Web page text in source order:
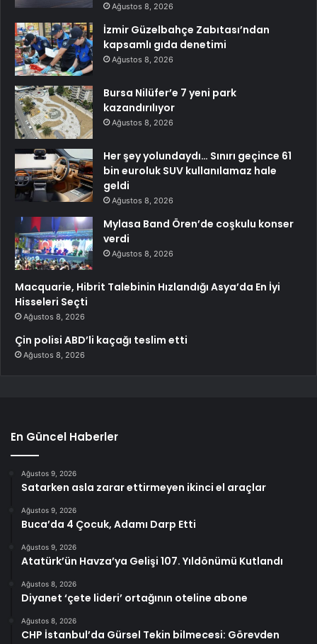
Ağustos 8, 2026
İzmir Güzelbahçe Zabıtası’ndan
kapsamlı gıda denetimi
Ağustos 8, 2026
Bursa Nilüfer’e 7 yeni park
kazandırılıyor
Ağustos 8, 2026
Her şey yolundaydı… Sınırı geçince 61
bin euroluk SUV kullanılamaz hale
geldi
Ağustos 8, 2026
Mylasa Band Ören’de coşkulu konser
verdi
Ağustos 8, 2026
Macquarie, Hibrit Talebinin Hızlandığı Asya’da En İyi
Hisseleri Seçti
Ağustos 8, 2026
Çin polisi ABD’li kaçağı teslim etti
Ağustos 8, 2026
En Güncel Haberler
Ağustos 9, 2026
Satarken asla zarar ettirmeyen ikinci el araçlar
Ağustos 9, 2026
Buca’da 4 Çocuk, Adamı Darp Etti
Ağustos 9, 2026
Atatürk’ün Havza’ya Gelişi 107. Yıldönümü Kutlandı
Ağustos 8, 2026
Diyanet ‘çete lideri’ ortağının oteline abone
Ağustos 8, 2026
CHP İstanbul’da Gürsel Tekin bilmecesi: Görevden